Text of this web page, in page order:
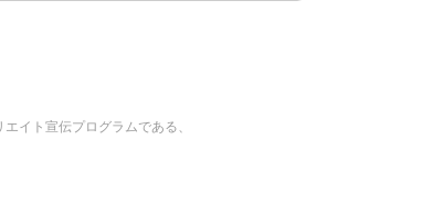
イト宣伝プログラムである、